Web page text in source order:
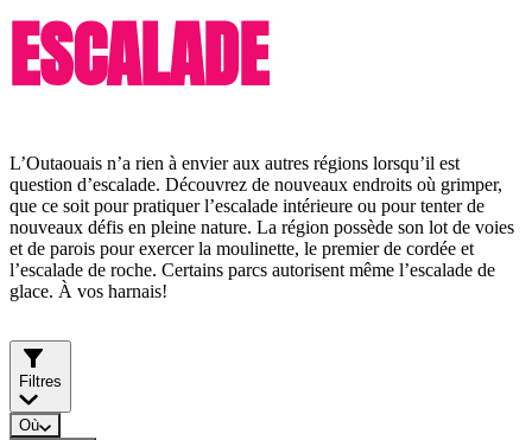
ESCALADE
L’Outaouais n’a rien à envier aux autres régions lorsqu’il est
question d’escalade. Découvrez de nouveaux endroits où grimper,
que ce soit pour pratiquer l’escalade intérieure ou pour tenter de
nouveaux défis en pleine nature. La région possède son lot de voies
et de parois pour exercer la moulinette, le premier de cordée et
l’escalade de roche. Certains parcs autorisent même l’escalade de
glace. À vos harnais!
Filtres
Où